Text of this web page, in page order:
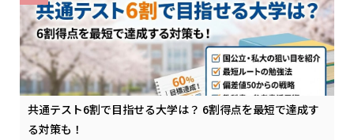
共通テスト6割で目指せる大学は？ 6割得点を最短で達成す
る対策も！